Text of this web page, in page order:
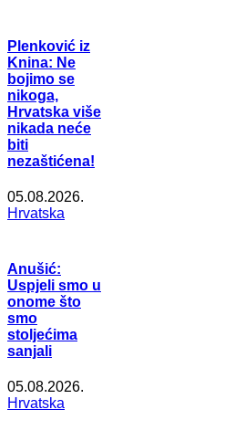
Plenković iz
Knina: Ne
bojimo se
nikoga,
Hrvatska više
nikada neće
biti
nezaštićena!
05.08.2026.
Hrvatska
Anušić:
Uspjeli smo u
onome što
smo
stoljećima
sanjali
05.08.2026.
Hrvatska